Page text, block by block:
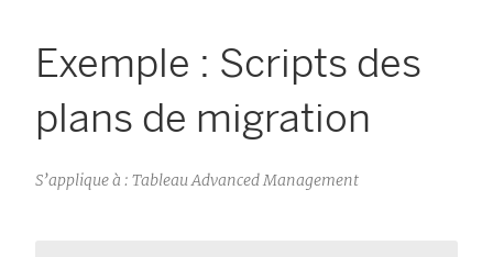
Exemple : Scripts des
plans de migration
S’applique à : Tableau Advanced Management